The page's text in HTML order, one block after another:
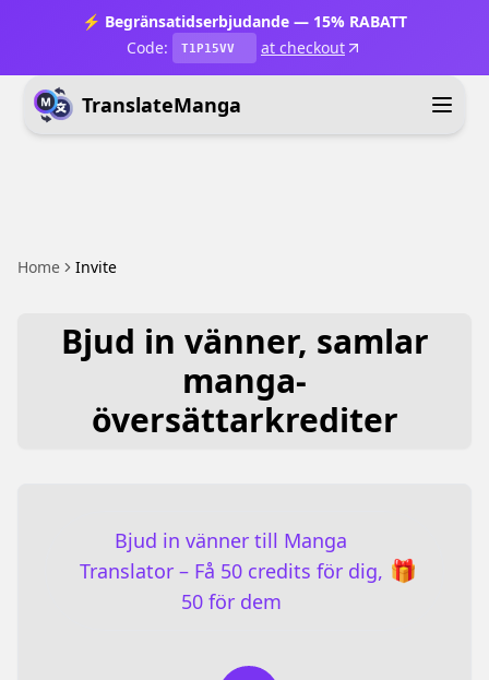
⚡ Begränsatidserbjudande — 15% RABATT
Code:
T1P15VV at checkout
TranslateManga
Home Invite
Bjud in vänner, samlar
manga-
översättarkrediter
Bjud in vänner till Manga
Translator – Få 50 credits för dig,
50 för dem
🎁